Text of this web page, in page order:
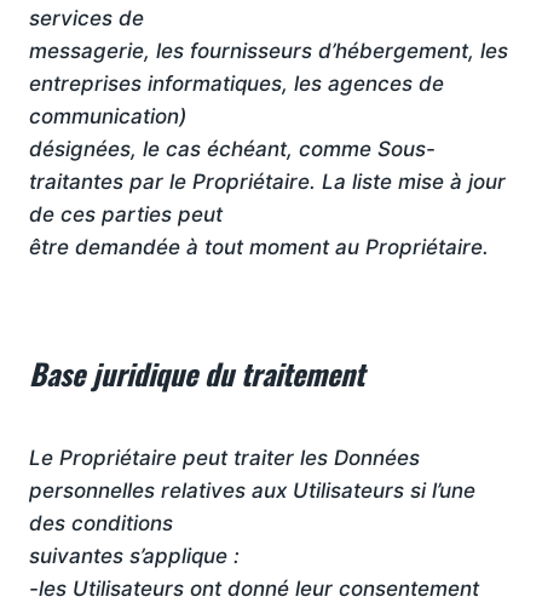
services de
messagerie, les fournisseurs d’hébergement, les
entreprises informatiques, les agences de
communication)
désignées, le cas échéant, comme Sous-
traitantes par le Propriétaire. La liste mise à jour
de ces parties peut
être demandée à tout moment au Propriétaire.
Base juridique du traitement
Le Propriétaire peut traiter les Données
personnelles relatives aux Utilisateurs si l’une
des conditions
suivantes s’applique :
-les Utilisateurs ont donné leur consentement